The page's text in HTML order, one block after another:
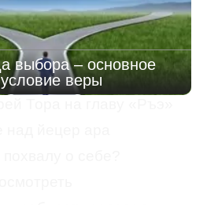
выбора – основное
условие веры